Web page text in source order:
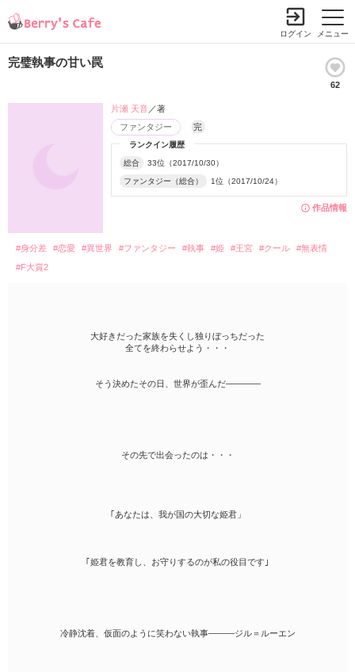
メニュー
ログイン
完璧執事の甘い罠
62
作品情報
ランクイン履歴
総合 33位（2017/10/30）
ファンタジー（総合） 1位（2017/10/24）
ファンタジー 完
片瀬 天音 ／著
#身分差 #恋愛 #異世界 #ファンタジー #執事 #姫 #王宮 #クール
#無表情
#F大賞2
大好きだった家族を失くし独りぼっちだった
全てを終わらせよう・・・
そう決めたその日、世界が歪んだ――――
その先で出会ったのは・・・
｢あなたは、我が国の大切な姫君」
｢姫君を教育し、お守りするのが私の役目です｣
冷静沈着、仮面のように笑わない執事―――ジル＝ルーエン